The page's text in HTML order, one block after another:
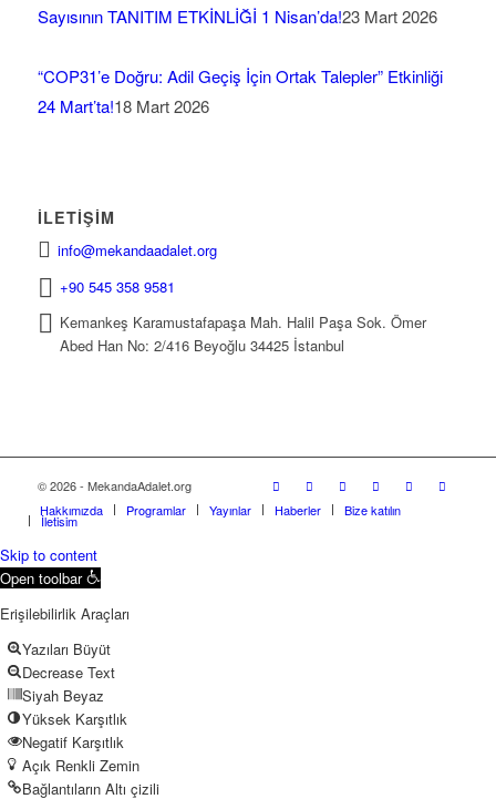
Sayısının TANITIM ETKİNLİĞİ 1 Nisan’da!23 Mart 2026
“COP31’e Doğru: Adil Geçiş İçin Ortak Talepler” Etkinliği
24 Mart’ta!18 Mart 2026
İLETIŞIM
info@mekandaadalet.org
+90 545 358 9581
Kemankeş Karamustafapaşa Mah. Halil Paşa Sok. Ömer
Abed Han No: 2/416 Beyoğlu 34425 İstanbul
© 2026 - MekandaAdalet.org
Hakkımızda
Programlar Yayınlar Haberler Bize katılın
İletişim
Skip to content
Open toolbar
Erişilebilirlik Araçları
Yazıları Büyüt
Decrease Text
Siyah Beyaz
Yüksek Karşıtlık
Negatif Karşıtlık
Açık Renkli Zemin
Bağlantıların Altı çizili